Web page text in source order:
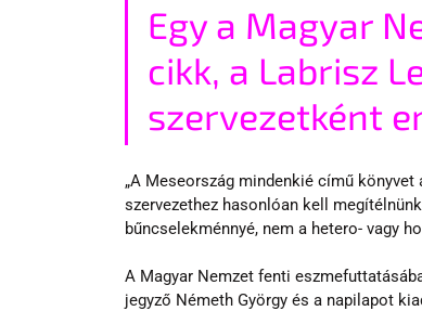
Egy a Magyar
cikk, a Labrisz
szervezetként
„A Meseország mindenkié című
szervezethez hasonlóan kell
bűncselekménnyé, nem a hetero- vagy
A Magyar Nemzet fenti
jegyző Németh György és a napilapot